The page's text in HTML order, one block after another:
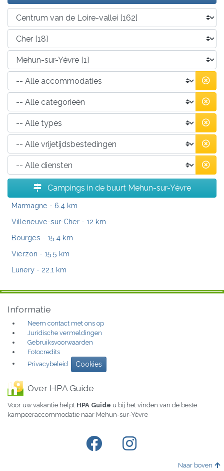
Campings in de buurt Mehun-sur-Yèvre
Marmagne - 6.4 km
Villeneuve-sur-Cher - 12 km
Bourges - 15.4 km
Vierzon - 15.5 km
Lunery - 22.1 km
Informatie
Neem contact met ons op
Juridische vermeldingen
Gebruiksvoorwaarden
Fotocredits
Privacybeleid
Cookies
Over HPA Guide
Voor uw vakantie helpt HPA Guide u bij het vinden van de beste
kampeeraccommodatie naar Mehun-sur-Yèvre
Naar boven